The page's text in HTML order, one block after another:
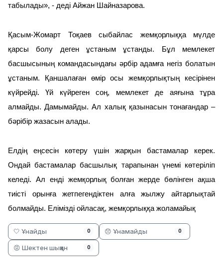
табылады», - деді Айжан Шайназарова.
Қасым-Жомарт Тоқаев сыбайлас жемқорлыққа мүлде
қарсы болу деген ұстаным ұстанды. Бұл мемлекет
басшысының командасындағы әрбір адамға негіз болатын
ұстаным. Қаншалаған өмір осы жемқорлықтың кесірінен
күйрейді. Үй күйреген соң, мемлекет де аяғына тұра
алмайды. Дамымайды. Ал халық қазынасын тонағандар –
бәрібір жазасын алады.
Елдің еңсесін көтеру үшін жарқын бастамалар керек.
Ондай бастамалар басшылық тарапынан үнемі көтеріліп
келеді. Ал енді жемқорлық болған жерде бөлінген ақша
тиісті орынға жетпегендіктен алға жылжу айтарлықтай
болмайды. Елімізді ойласақ, жемқорлыққа жоламайық
🤍 Ұнайды 0 😞 Ұнамайды 0
😡 Шектен шыққан 0